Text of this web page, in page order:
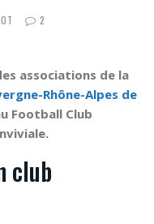
2
associations de la
Rhône-Alpes de
Football Club
club